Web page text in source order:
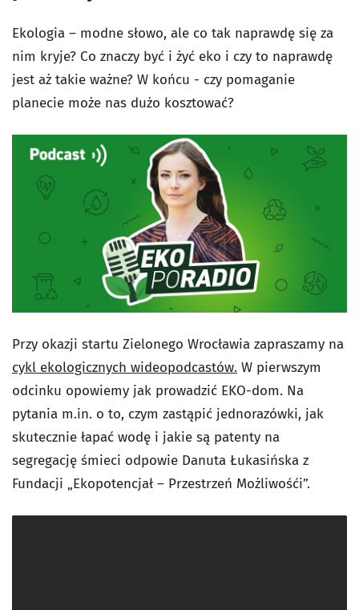
Ekologia – modne słowo, ale co tak naprawdę się za
nim kryje? Co znaczy być i żyć eko i czy to naprawdę
jest aż takie ważne? W końcu - czy pomaganie
planecie może nas dużo kosztować?
Przy okazji startu Zielonego Wrocławia zapraszamy na
cykl ekologicznych wideopodcastów. W pierwszym
odcinku opowiemy jak prowadzić EKO-dom. Na
pytania m.in. o to, czym zastąpić jednorazówki, jak
skutecznie łapać wodę i jakie są patenty na
segregację śmieci odpowie Danuta Łukasińska z
Fundacji „Ekopotencjał – Przestrzeń Możliwośći”.